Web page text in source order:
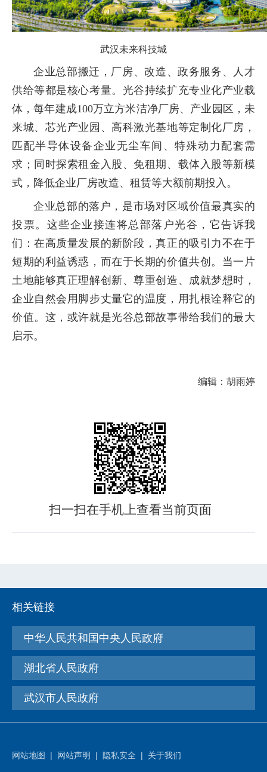
武汉未来科技城
企业总部搬迁，厂房、改造、政务服务、人才
供给等都是核心考量。光谷持续扩充专业化产业载
体，每年建成100万立方米洁净厂房、产业园区，未
来城、芯光产业园、高科激光基地等定制化厂房，
匹配半导体设备企业无尘车间、特殊动力配套需
求；同时探索租金入股、免租期、载体入股等新模
式，降低企业厂房改造、租赁等大额前期投入。
企业总部的落户，是市场对区域价值最真实的
投票。这些企业接连将总部落户光谷，它告诉我
们：在高质量发展的新阶段，真正的吸引力不在于
短期的利益诱惑，而在于长期的价值共创。当一片
土地能够真正理解创新、尊重创造、成就梦想时，
企业自然会用脚步丈量它的温度，用扎根诠释它的
价值。这，或许就是光谷总部故事带给我们的最大
启示。
编辑：胡雨婷
扫一扫在手机上查看当前页面
相关链接
中华人民共和国中央人民政府
湖北省人民政府
武汉市人民政府
网站地图 | 网站声明 | 隐私安全 | 关于我们